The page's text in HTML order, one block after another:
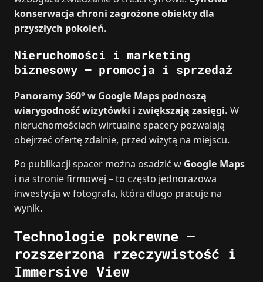
konserwacja chroni zagrożone obiekty dla
przyszłych pokoleń.
Nieruchomości i marketing
biznesowy – promocja i sprzedaż
Panoramy 360° w Google Maps podnoszą
wiarygodność wizytówki i zwiększają zasięgi. W
nieruchomościach wirtualne spacery pozwalają
obejrzeć ofertę zdalnie, przed wizytą na miejscu.
Po publikacji spacer można osadzić w Google Maps
i na stronie firmowej – to często jednorazowa
inwestycja w fotografa, która długo pracuje na
wynik.
Technologie pokrewne –
rozszerzona rzeczywistość i
Immersive View